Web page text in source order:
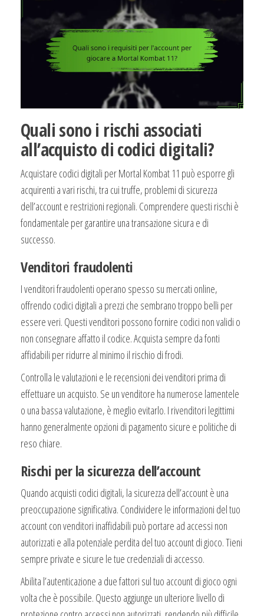
Quali sono i rischi associati
all’acquisto di codici digitali?
Acquistare codici digitali per Mortal Kombat 11 può esporre gli
acquirenti a vari rischi, tra cui truffe, problemi di sicurezza
dell’account e restrizioni regionali. Comprendere questi rischi è
fondamentale per garantire una transazione sicura e di
successo.
Venditori fraudolenti
I venditori fraudolenti operano spesso su mercati online,
offrendo codici digitali a prezzi che sembrano troppo belli per
essere veri. Questi venditori possono fornire codici non validi o
non consegnare affatto il codice. Acquista sempre da fonti
affidabili per ridurre al minimo il rischio di frodi.
Controlla le valutazioni e le recensioni dei venditori prima di
effettuare un acquisto. Se un venditore ha numerose lamentele
o una bassa valutazione, è meglio evitarlo. I rivenditori legittimi
hanno generalmente opzioni di pagamento sicure e politiche di
reso chiare.
Rischi per la sicurezza dell’account
Quando acquisti codici digitali, la sicurezza dell’account è una
preoccupazione significativa. Condividere le informazioni del tuo
account con venditori inaffidabili può portare ad accessi non
autorizzati e alla potenziale perdita del tuo account di gioco. Tieni
sempre private e sicure le tue credenziali di accesso.
Abilita l’autenticazione a due fattori sul tuo account di gioco ogni
volta che è possibile. Questo aggiunge un ulteriore livello di